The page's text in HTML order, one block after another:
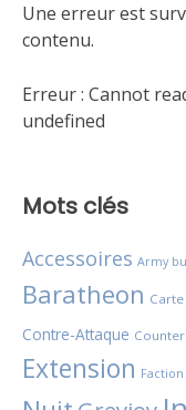
Une erreur est
contenu.
Erreur : Cannot
undefined
Mots clés
Accessoires Army
Baratheon Carte
Contre-Attaque
Extension Faction